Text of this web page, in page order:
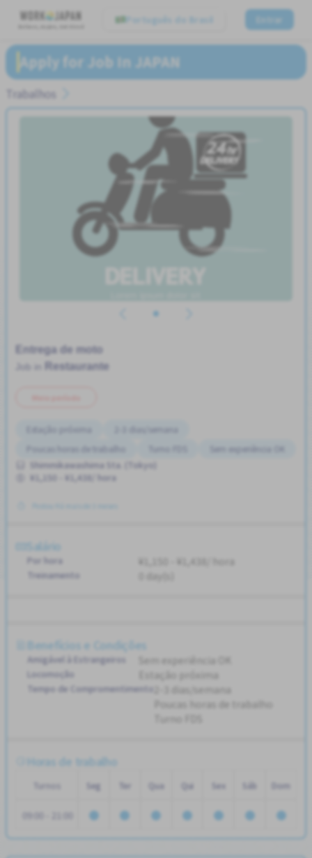
Português do Brasil Entrar
Apply for Job In JAPAN
Trabalhos
Entrega de moto
Restaurante
2-3 dias/semana
Poucas horas de trabalho
Sem experiência OK
Shimmikawashima Sta. (Tokyo)
¥1,150 - ¥1,438/ hora
Salário
Por hora ¥1,150 - ¥1,438/ hora
Treinamento 0 day(s)
Benefícios e Condições
Amigável à Estrangeiros Sem experiência OK
Locomoção Estação próxima
Tempo de Compromentimento
2-3 dias/semana
Poucas horas de trabalho
Horas de trabalho
Turnos Seg Ter Qua Qui Sex Sáb Dom